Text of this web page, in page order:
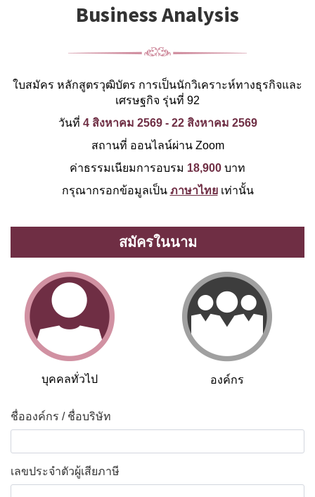
Business Analysis
ใบสมัคร หลักสูตรวุฒิบัตร การเป็นนักวิเคราะห์ทางธุรกิจและ
เศรษฐกิจ รุ่นที่ 92
วันที่ 4 สิงหาคม 2569 - 22 สิงหาคม 2569
สถานที่ ออนไลน์ผ่าน Zoom
ค่าธรรมเนียมการอบรม 18,900 บาท
กรุณากรอกข้อมูลเป็น ภาษาไทยเท่านั้น
สมัครในนาม
บุคคลทั่วไป องค์กร
ชื่อองค์กร / ชื่อบริษัท
เลขประจำตัวผู้เสียภาษี